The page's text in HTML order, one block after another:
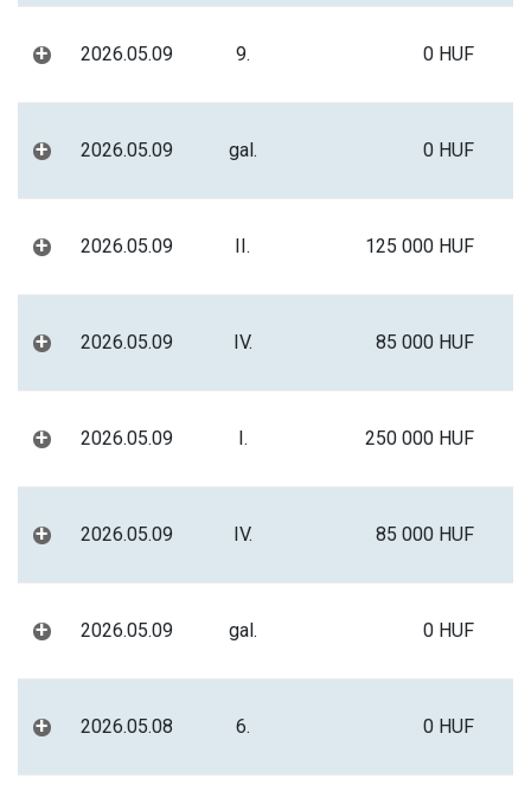
+ 2026.05.09 9. 0 HUF
+ 2026.05.09 gal. 0 HUF
+ 2026.05.09 II. 125 000 HUF
+ 2026.05.09 IV. 85 000 HUF
+ 2026.05.09 I. 250 000 HUF
+ 2026.05.09 IV. 85 000 HUF
+ 2026.05.09 gal. 0 HUF
+ 2026.05.08 6. 0 HUF